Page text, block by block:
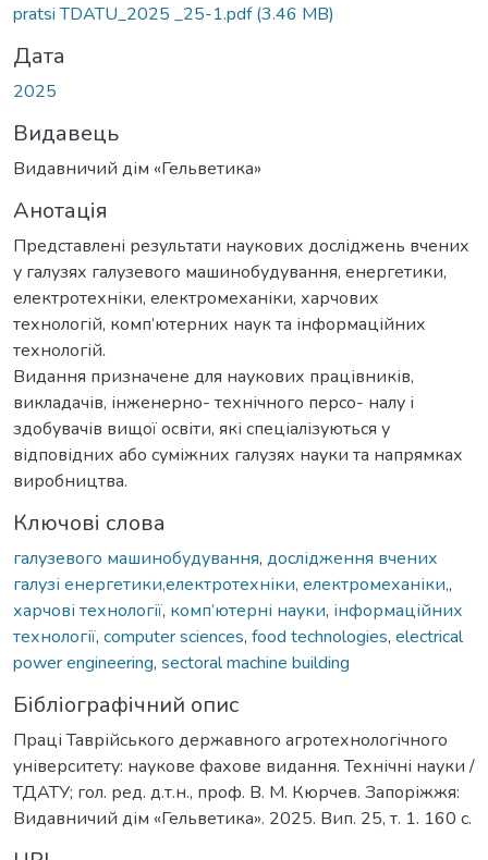
pratsi TDATU_2025 _25-1.pdf(3.46 MB)
Дата
2025
Видавець
Видавничий дім «Гельветика»
Анотація
Представлені результати наукових досліджень вчених
у галузях галузевого машинобудування, енергетики,
електротехніки, електромеханіки, харчових
технологій, комп’ютерних наук та інформаційних
технологій.
Видання призначене для наукових працівників,
викладачів, інженерно- технічного персо- налу і
здобувачів вищої освіти, які спеціалізуються у
відповідних або суміжних галузях науки та напрямках
виробництва.
Ключові слова
галузевого машинобудування, дослідження вчених
галузі енергетики,електротехніки, електромеханіки,,
харчові технології, комп’ютерні науки, інформаційних
технології, computer sciences, food technologies, electrical
power engineering, sectoral machine building
Бібліографічний опис
Праці Таврійського державного агротехнологічного
університету: наукове фахове видання. Технічні науки /
ТДАТУ; гол. ред. д.т.н., проф. В. М. Кюрчев. Запоріжжя:
Видавничий дім «Гельветика». 2025. Вип. 25, т. 1. 160 с.